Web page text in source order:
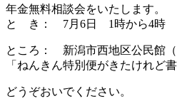
年金無料相談会をいたします。
と き： 7月6日 1時から4時
ところ： 新潟市西地区公民館（
「ねんきん特別便がきたけれど
どうぞおいでください。